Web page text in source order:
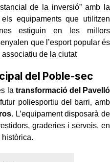
de la inversió” amb la
equipaments que utilitzen
estiguin en les millors
que l’esport popular és
de la ciutat
del Poble-sec
la transformació del Pavelló
poliesportiu del barri, amb
. L’equipament disposarà de
graderies i serveis, en